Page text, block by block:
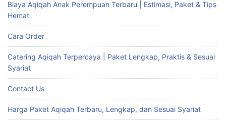
Biaya Aqiqah Anak Perempuan Terbaru | Estimasi, Paket & Tips
Hemat
Cara Order
Catering Aqiqah Terpercaya | Paket Lengkap, Praktis & Sesuai
Syariat
Contact Us
Harga Paket Aqiqah Terbaru, Lengkap, dan Sesuai Syariat